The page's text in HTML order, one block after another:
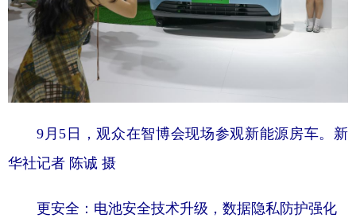
9月5日，观众在智博会现场参观新能源房车。新
华社记者 陈诚 摄
更安全：电池安全技术升级，数据隐私防护强化